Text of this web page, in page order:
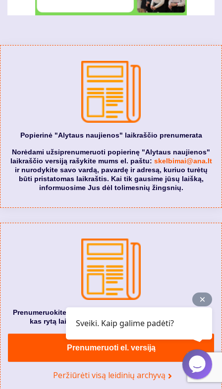
Popierinė "Alytaus naujienos" laikraščio prenumerata
Norėdami užsiprenumeruoti popierinę "Alytaus naujienos"
laikraščio versiją rašykite mums el. paštu: skelbimai@ana.lt
ir nurodykite savo vardą, pavardę ir adresą, kuriuo turėtų
būti pristatomas laikraštis. Kai tik gausime jūsų laišką,
informuosime Jus dėl tolimesnių žingsnių.
Prenumeruokite „Alytaus naujienos” elektroninę versiją. Ir
kas rytą laikraštį gausite į savo el. pašto dėžutę.
Prenumeruoti el. versiją
Peržiūrėti visą leidinių archyvą
Sveiki. Kaip galime padėti?